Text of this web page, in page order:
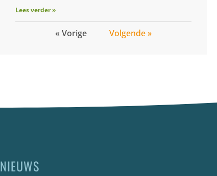
Lees verder »
« Vorige Volgende »
NIEUWS